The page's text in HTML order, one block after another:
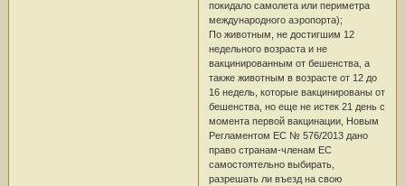
покидало самолета или периметра
международного аэропорта);
По животным, не достигшим 12
недельного возраста и не
вакцинированным от бешенства, а
также животным в возрасте от 12 до
16 недель, которые вакцинированы от
бешенства, но еще не истек 21 день с
момента первой вакцинации, Новым
Регламентом ЕС № 576/2013 дано
право странам-членам ЕС
самостоятельно выбирать,
разрешать ли въезд на свою